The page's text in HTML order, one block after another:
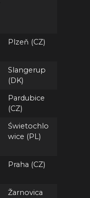
Plzeň (CZ)
Slangerup
(DK)
Pardubice
(CZ)
Świetochlo
wice (PL)
Praha (CZ)
Žarnovica